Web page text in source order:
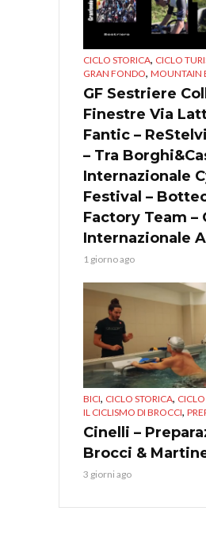
CICLO STORICA, CICLO
GRAN FONDO, MOUNTAIN
GF Sestriere
Finestre Via
Fantic –
– Tra
Internazionale
Festival –
Factory Team –
Internazionale
1 giorno ago
BICI, CICLO STORICA,
IL CICLISMO DI BROCCI,
Cinelli –
Brocci &
3 giorni ago